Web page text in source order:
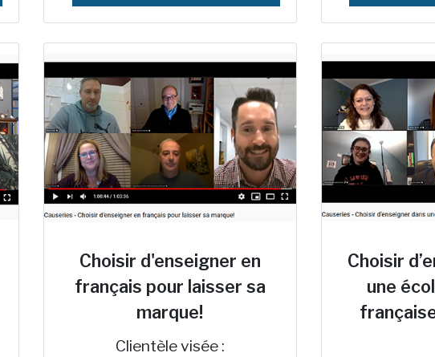
Choisir d'enseigner en
français pour laisser sa
marque!
Clientèle visée :
Choisir
une